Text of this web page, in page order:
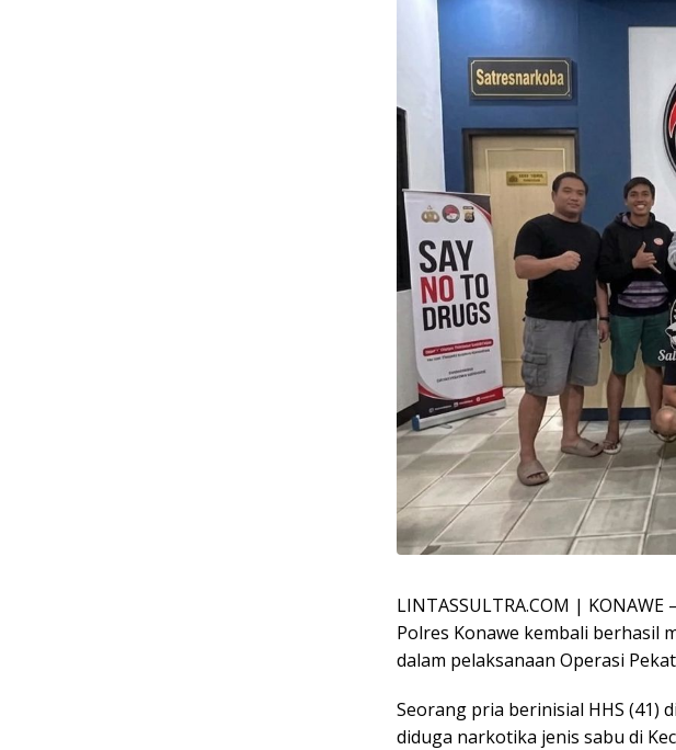
LINTASSULTRA.COM |
Polres Konawe kembali berhasil
dalam pelaksanaan Operasi
Seorang pria berinisial HHS (41)
diduga narkotika jenis sabu di